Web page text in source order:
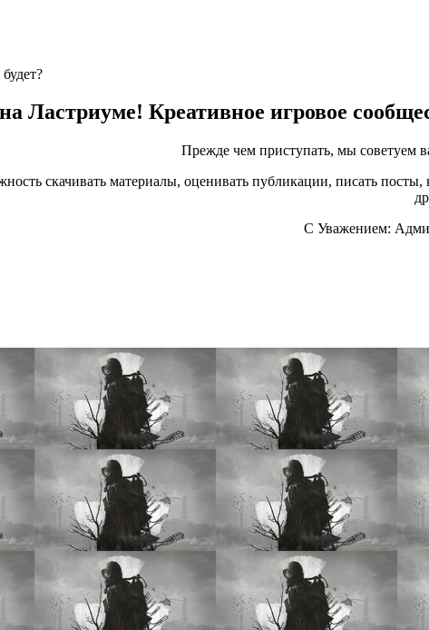
Ластриуме! Креативное игровое
Прежде чем приступать, мы советуем
скачивать материалы, оценивать публикации, писать
С Уважением: